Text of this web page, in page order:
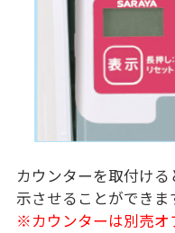
カウンターを取付け
示させることができま
※カウンターは別売オ